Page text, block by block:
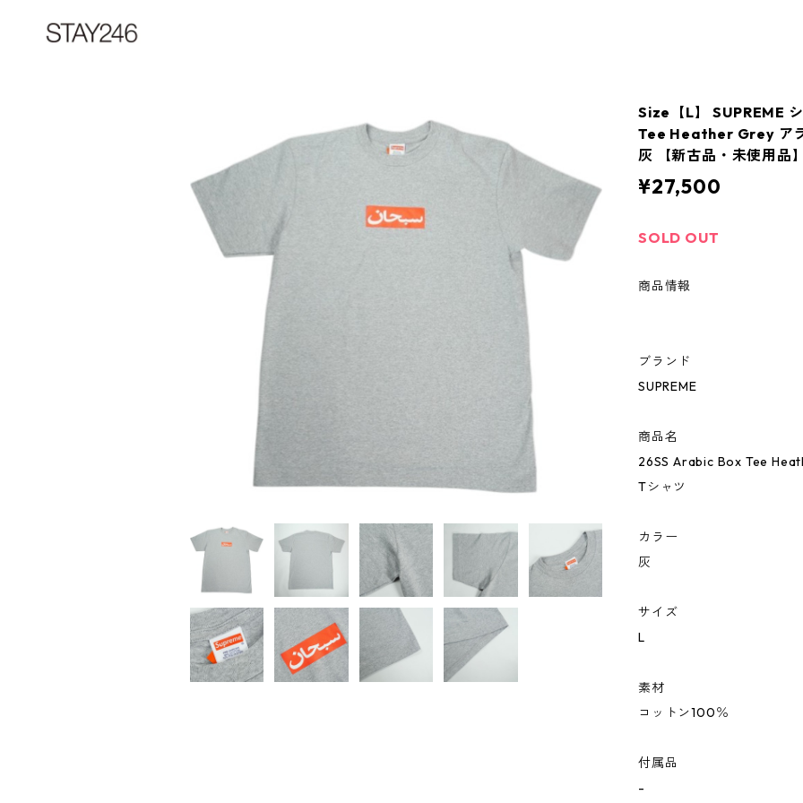
Size【L】 SUPREME
Tee Heather Grey ア
灰 【新古品・未使用
¥27,500
SOLD OUT
商品情報
ブランド
SUPREME
商品名
26SS Arabic Box Tee
Tシャツ
カラー
灰
サイズ
L
素材
コットン100％
付属品
-